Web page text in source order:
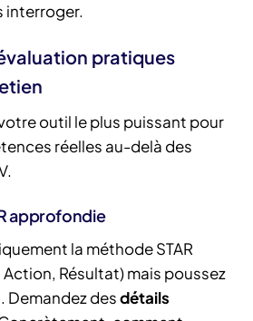
interroger.
pratiques
outil le plus puissant pour
réelles au-delà des
approfondie
la méthode STAR
Résultat) mais poussez
Demandez desdétails